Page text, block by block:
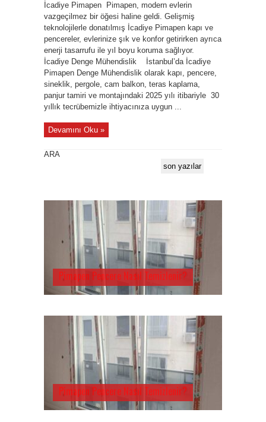
İcadiye Pimapen Pimapen, modern evlerin
vazgeçilmez bir öğesi haline geldi. Gelişmiş
teknolojilerle donatılmış İcadiye Pimapen kapı ve
pencereler, evlerinize şık ve konfor getirirken ayrıca
enerji tasarrufu ile yıl boyu koruma sağlıyor.
İcadiye Denge Mühendislik İstanbul’da İcadiye
Pimapen Denge Mühendislik olarak kapı, pencere,
sineklik, pergole, cam balkon, teras kaplama,
panjur tamiri ve montajındaki 2025 yılı itibariyle 30
yıllık tecrübemizle ihtiyacınıza uygun ...
Devamını Oku »
ARA
son yazılar
Pimapen Pencere Nasıl Temizlenir?
Pimapen Pencere Nasıl Temizlenir?